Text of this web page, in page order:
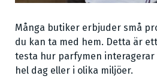
Många butiker erbjuder små
du kan ta med hem. Detta är
testa hur parfymen interagerar
hel dag eller i olika miljöer.